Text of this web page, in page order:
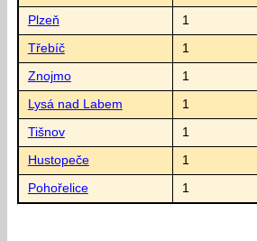
Plzeň 1
Třebíč 1
Znojmo 1
Lysá nad Labem 1
Tišnov 1
Hustopeče 1
Pohořelice 1